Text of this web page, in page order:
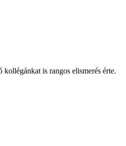
is rangos elismerés érte.